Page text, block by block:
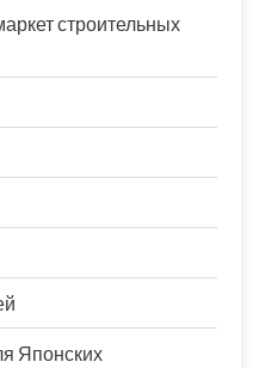
строительных
Японских